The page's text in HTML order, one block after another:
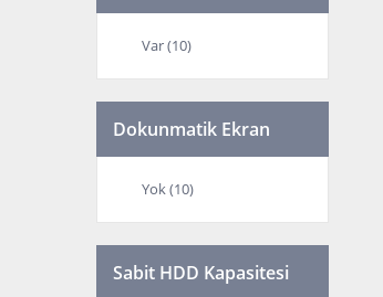
Var (10)
Dokunmatik Ekran
Yok (10)
Sabit HDD Kapasitesi